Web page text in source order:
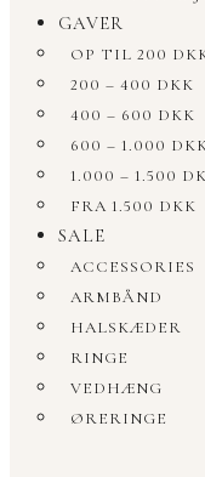
GAVER
OP TIL 200
200 – 400 DKK
400 – 600 DKK
600 – 1.000
1.000 – 1.500
FRA 1.500 DKK
SALE
ACCESSORIES
ARMBÅND
HALSKÆDER
RINGE
VEDHÆNG
ØRERINGE